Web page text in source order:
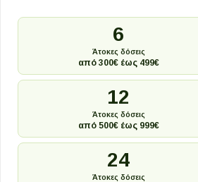
6
Άτοκες δόσεις
από 300€ έως 499€
12
Άτοκες δόσεις
από 500€ έως 999€
24
Άτοκες δόσεις